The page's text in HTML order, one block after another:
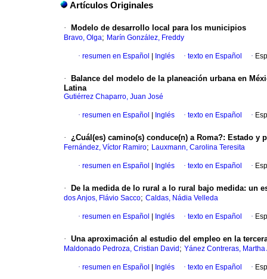
Artículos Originales
· Modelo de desarrollo local para los municipios
Bravo, Olga; Marín González, Freddy
· resumen en Español Inglés · texto en Español ·
·
Balance del modelo de la planeación urbana en
Latina
Gutiérrez Chaparro, Juan José
· resumen en Español Inglés · texto en Español ·
· ¿Cuál(es) camino(s) conduce(n) a Roma?: Estado y
Fernández, Víctor Ramiro; Lauxmann, Carolina Teresita
· resumen en Español Inglés · texto en Español ·
· De la medida de lo rural a lo rural bajo medida: un
dos Anjos, Flávio Sacco; Caldas, Nádia Velleda
· resumen en Español Inglés · texto en Español ·
· Una aproximación al estudio del empleo en la
Maldonado Pedroza, Cristian David ; Yánez Contreras, Martha
· resumen en Español Inglés · texto en Español ·